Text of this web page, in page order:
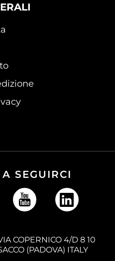
SEGUIRCI
COPERNICO 4/D 8 10
(PADOVA) ITALY